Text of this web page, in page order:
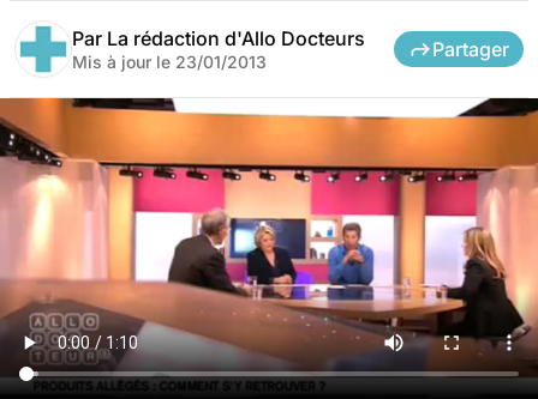
Par La rédaction d'Allo Docteurs
Mis à jour le 23/01/2013
Partager